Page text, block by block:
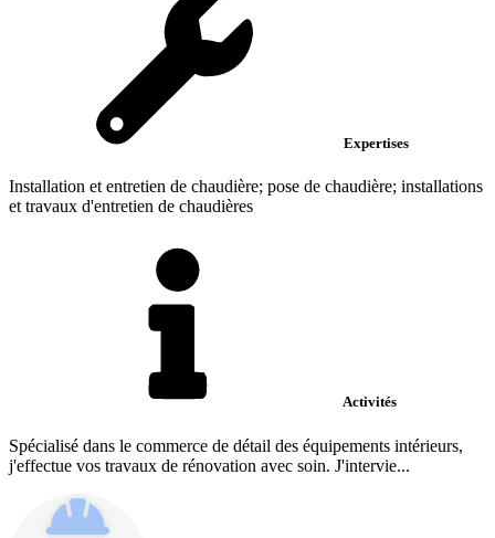
Expertises
Installation et entretien de chaudière; pose de chaudière; installations
et travaux d'entretien de chaudières
Activités
Spécialisé dans le commerce de détail des équipements intérieurs,
j'effectue vos travaux de rénovation avec soin. J'intervie...